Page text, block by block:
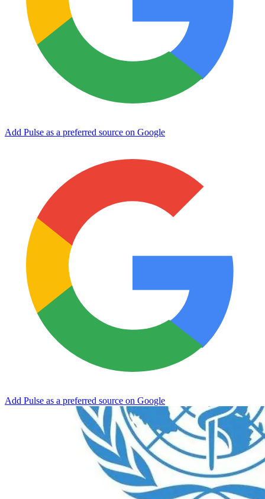
Add Pulse as a preferred source on Google
Add Pulse as a preferred source on Google